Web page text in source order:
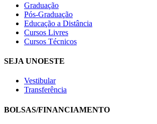
Graduação
Pós-Graduação
Educação a Distância
Cursos Livres
Cursos Técnicos
SEJA UNOESTE
Vestibular
Transferência
BOLSAS/FINANCIAMENTO